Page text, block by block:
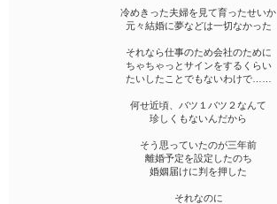
冷めきった夫婦を見て育ったせいか
元々結婚に夢などは一切なかった
それなら仕事のため会社のために
ちゃちゃっとサインをするくらい
たいしたことでもないわけで……
何せ近頃、バツ１バツ２なんて
珍しくもないんだから
そう思っていたのが三年前
離婚予定を設定したのち
婚姻届けに判を押した
それなのに